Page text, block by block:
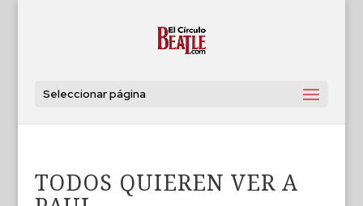
Seleccionar página
TODOS QUIEREN VER A